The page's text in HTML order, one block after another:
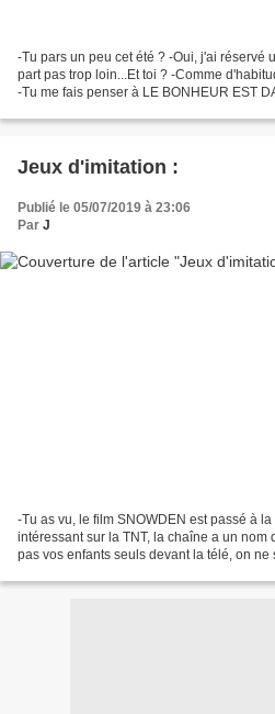
-Tu pars un peu cet été ? -Oui, j'ai réservé
part pas trop loin...Et toi ? -Comme
-Tu me fais penser à LE BONHEUR EST
Jeux d'imitation :
Publié le 05/07/2019 à 23:06
Par J
-Tu as vu, le film SNOWDEN est passé à
intéressant sur la TNT, la chaîne a un
pas vos enfants seuls devant la télé, on ne